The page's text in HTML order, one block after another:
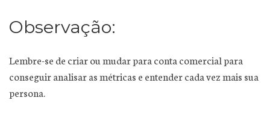
Observação:
Lembre-se de criar ou mudar para conta comercial para
conseguir analisar as métricas e entender cada vez mais sua
persona.